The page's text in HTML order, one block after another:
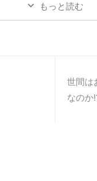
にぎりのみ販売です。 前に二
しか並んでいないのに、 心の
女子一人が対応されいました
ンスペースも窓口から見えま
もっと読む
世間は
なのか